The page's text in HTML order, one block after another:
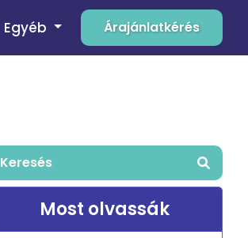
Egyéb Árajánlatkérés
Keresés
Most olvassák